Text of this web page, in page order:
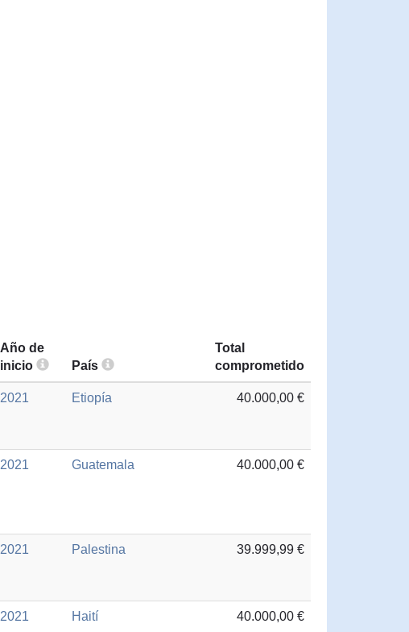
Año de
inicio
País
Total
comprometido
2021 Etiopía 40.000,00 €
2021 Guatemala 40.000,00 €
2021 Palestina 39.999,99 €
2021 Haití 40.000,00 €